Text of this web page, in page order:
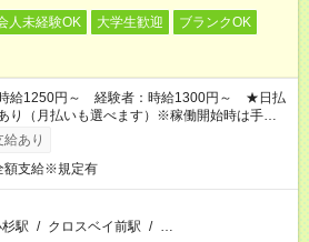
人未経験OK 大学生歓迎
ブランクOK
給1250円～ 経験者：時給1300円～ ★日払
り（月払いも選べます）※稼働開始時は手続き
いとなります。
あり
額支給※規定有
駅 / クロスベイ前駅 / …